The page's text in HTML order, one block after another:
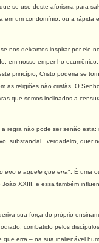
se use deste aforisma para
em um condomínio, ou a rápida
nos deixamos inspirar por ele
em nosso empenho
princípio, Cristo poderia se
as religiões não cristãs. O
que somos inclinados a
regra não pode ser senão esta:
substancial , verdadeiro, quer
erro e aquele que erra". É uma
XXIII, e essa também
sua força do próprio
combatido pelos
que erra – na sua inalienável